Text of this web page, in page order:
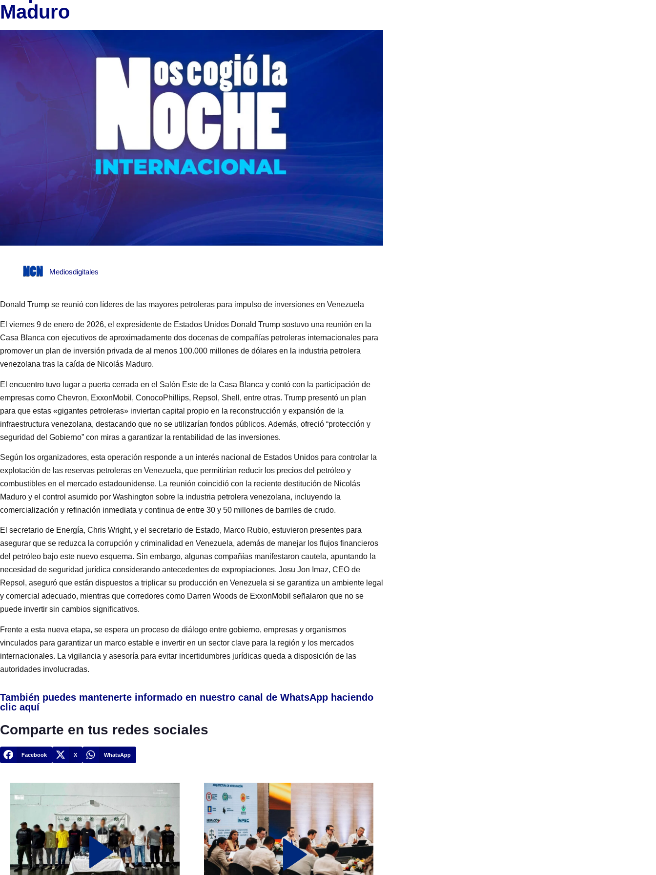
Maduro
Mediosdigitales
Donald Trump se reunió con líderes de las mayores petroleras para impulso de inversiones en Venezuela
El viernes 9 de enero de 2026, el expresidente de Estados Unidos Donald Trump sostuvo una reunión en la
Casa Blanca con ejecutivos de aproximadamente dos docenas de compañías petroleras internacionales para
promover un plan de inversión privada de al menos 100.000 millones de dólares en la industria petrolera
venezolana tras la caída de Nicolás Maduro.
El encuentro tuvo lugar a puerta cerrada en el Salón Este de la Casa Blanca y contó con la participación de
empresas como Chevron, ExxonMobil, ConocoPhillips, Repsol, Shell, entre otras. Trump presentó un plan
para que estas «gigantes petroleras» inviertan capital propio en la reconstrucción y expansión de la
infraestructura venezolana, destacando que no se utilizarían fondos públicos. Además, ofreció “protección y
seguridad del Gobierno” con miras a garantizar la rentabilidad de las inversiones.
Según los organizadores, esta operación responde a un interés nacional de Estados Unidos para controlar la
explotación de las reservas petroleras en Venezuela, que permitirían reducir los precios del petróleo y
combustibles en el mercado estadounidense. La reunión coincidió con la reciente destitución de Nicolás
Maduro y el control asumido por Washington sobre la industria petrolera venezolana, incluyendo la
comercialización y refinación inmediata y continua de entre 30 y 50 millones de barriles de crudo.
El secretario de Energía, Chris Wright, y el secretario de Estado, Marco Rubio, estuvieron presentes para
asegurar que se reduzca la corrupción y criminalidad en Venezuela, además de manejar los flujos financieros
del petróleo bajo este nuevo esquema. Sin embargo, algunas compañías manifestaron cautela, apuntando la
necesidad de seguridad jurídica considerando antecedentes de expropiaciones. Josu Jon Imaz, CEO de
Repsol, aseguró que están dispuestos a triplicar su producción en Venezuela si se garantiza un ambiente legal
y comercial adecuado, mientras que corredores como Darren Woods de ExxonMobil señalaron que no se
puede invertir sin cambios significativos.
Frente a esta nueva etapa, se espera un proceso de diálogo entre gobierno, empresas y organismos
vinculados para garantizar un marco estable e invertir en un sector clave para la región y los mercados
internacionales. La vigilancia y asesoría para evitar incertidumbres jurídicas queda a disposición de las
autoridades involucradas.
También puedes mantenerte informado en nuestro canal de WhatsApp haciendo
clic aquí
Comparte en tus redes sociales
Facebook X WhatsApp